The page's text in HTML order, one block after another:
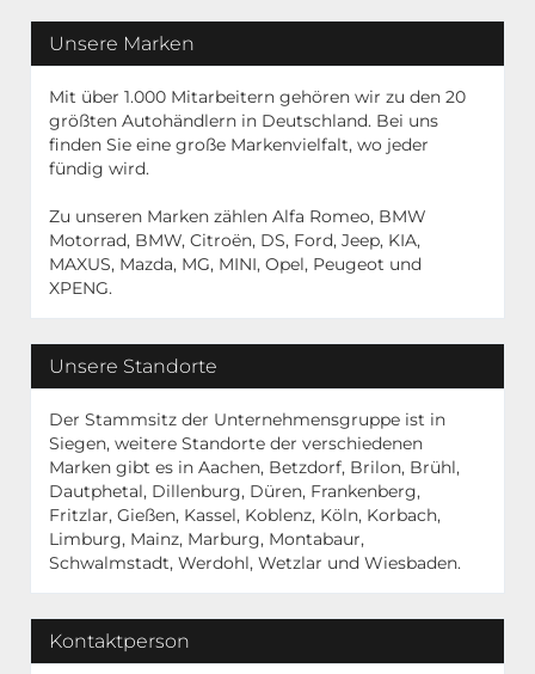
Unsere Marken
Mit über 1.000 Mitarbeitern gehören wir zu den 20
größten Autohändlern in Deutschland. Bei uns
finden Sie eine große Markenvielfalt, wo jeder
fündig wird.
Zu unseren Marken zählen Alfa Romeo, BMW
Motorrad, BMW, Citroën, DS, Ford, Jeep, KIA,
MAXUS, Mazda, MG, MINI, Opel, Peugeot und
XPENG.
Unsere Standorte
Der Stammsitz der Unternehmensgruppe ist in
Siegen, weitere Standorte der verschiedenen
Marken gibt es in Aachen, Betzdorf, Brilon, Brühl,
Dautphetal, Dillenburg, Düren, Frankenberg,
Fritzlar, Gießen, Kassel, Koblenz, Köln, Korbach,
Limburg, Mainz, Marburg, Montabaur,
Schwalmstadt, Werdohl, Wetzlar und Wiesbaden.
Kontaktperson